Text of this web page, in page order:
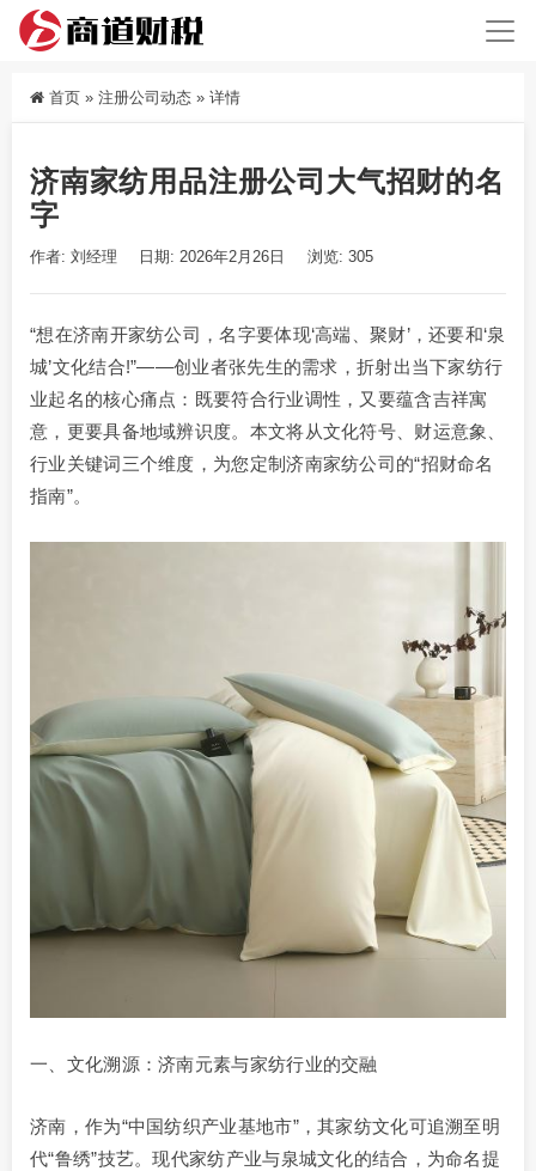
首页 » 注册公司动态 » 详情
济南家纺用品注册公司大气招财的名
字
作者: 刘经理 日期: 2026年2月26日 浏览: 305
“想在济南开家纺公司，名字要体现‘高端、聚财’，还要和‘泉
城’文化结合!”——创业者张先生的需求，折射出当下家纺行
业起名的核心痛点：既要符合行业调性，又要蕴含吉祥寓
意，更要具备地域辨识度。本文将从文化符号、财运意象、
行业关键词三个维度，为您定制济南家纺公司的“招财命名
指南”。
一、文化溯源：济南元素与家纺行业的交融
济南，作为“中国纺织产业基地市”，其家纺文化可追溯至明
代“鲁绣”技艺。现代家纺产业与泉城文化的结合，为命名提